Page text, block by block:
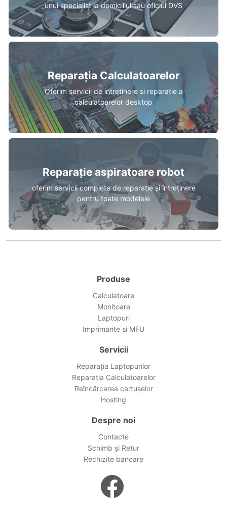
unui specialist la domiciliul sau oficiul DVS
Reparația Calculatoarelor
Oferim servicii de intretinere si reparatie a
calculatoarelor desktop
Reparație aspiratoare robot
oferim servicii complete de reparație și întreținere
pentru toate modelele
Produse
Calculatoare
Monitoare
Laptopuri
Imprimante si MFU
Servicii
Reparația Laptopurilor
Reparația Calculatoarelor
Reîncărcarea cartușelor
Hosting
Despre noi
Contacte
Schimb și Retur
Rechizite bancare